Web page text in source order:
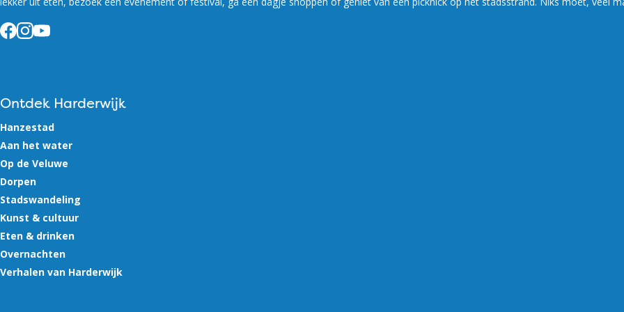
Facebook
Instagram
YouTube
Ontdek Harderwijk
Hanzestad
Aan het water
Op de Veluwe
Dorpen
Stadswandeling
Kunst & cultuur
Eten & drinken
Overnachten
Verhalen van Harderwijk